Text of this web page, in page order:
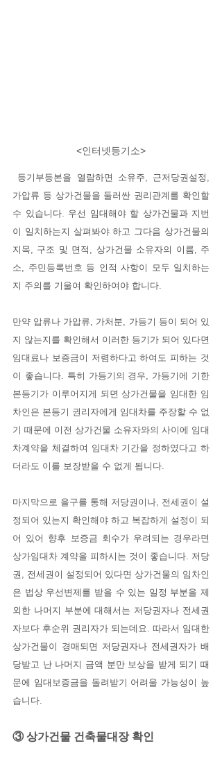
<인터넷등기소>
가압류 등 상가건물을 둘러싼 권리관계를 확인할
수 있습니다. 우선 임대해야 할 상가건물과 지번
이 일치하는지 살펴봐야 하고 그다음 상가건물의
지목, 구조 및 면적, 상가건물 소유자의 이름, 주
소, 주민등록번호 등 인적 사항이 모두 일치하는
지 주의를 기울여 확인하여야 합니다.
만약 압류나 가압류, 가처분, 가등기 등이 되어 있
지 않는지를 확인해서 이러한 등기가 되어 있다면
임대료나 보증금이 저렴하다고 하여도 피하는 것
이 좋습니다. 특히 가등기의 경우, 가등기에 기한
본등기가 이루어지게 되면 상가건물을 임대한 임
차인은 본등기 권리자에게 임대차를 주장할 수 없
기 때문에 이전 상가건물 소유자와의 사이에 임대
차계약을 체결하여 임대차 기간을 정하였다고 하
더라도 이를 보장받을 수 없게 됩니다.
마지막으로 을구를 통해 저당권이나, 전세권이 설
정되어 있는지 확인해야 하고 복잡하게 설정이 되
어 있어 향후 보증금 회수가 우려되는 경우라면
상가임대차 계약을 피하시는 것이 좋습니다. 저당
권, 전세권이 설정되어 있다면 상가건물의 임차인
은 법상 우선변제를 받을 수 있는 일정 부분을 제
외한 나머지 부분에 대해서는 저당권자나 전세권
자보다 후순위 권리자가 되는데요. 따라서 임대한
상가건물이 경매되면 저당권자나 전세권자가 배
당받고 난 나머지 금액 분만 보상을 받게 되기 때
문에 임대보증금을 돌려받기 어려울 가능성이 높
습니다.
③ 상가건물 건축물대장 확인